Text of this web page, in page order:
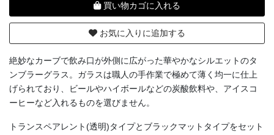
絶妙なカーブで飲み口が外側に広がった華やかなシルエットのタ
ンブラーグラス。ガラスは職人の手作業で極めて薄く均一に仕上
げられており、ビールやハイボールなどの炭酸飲料や、アイスコ
ーヒーなど入れるものを選びません。
トランスペアレント(透明)タイプとブラックマットタイプをセット
買い物カゴに入れる
お気に入りに追加する